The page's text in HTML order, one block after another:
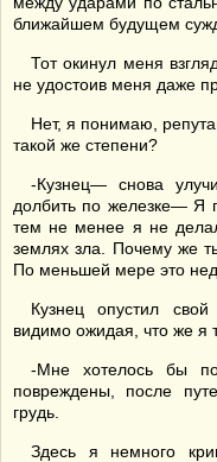
ближайшем будущем
Тот окинул меня
не удостоив меня даже
Нет, я понимаю,
такой же степени?
-Кузнец— снова
долбить по железке— Я
тем не менее я не
землях зла. Почему же
По меньшей мере это
Кузнец опустил
видимо ожидая, что же я
-Мне хотелось бы
повреждены, после
грудь.
Здесь я немного